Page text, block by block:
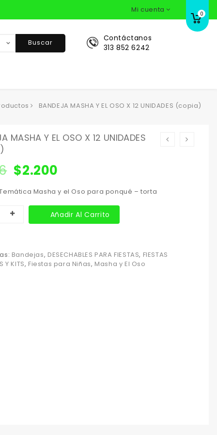
Mi cuenta 0
Contáctanos
313 852 6242
Buscar
BANDEJA MASHA Y EL OSO X 12 UNIDADES (copia)
MASHA Y EL OSO X 12 UNIDADES
$2.200
Masha y el Oso para ponqué – torta
Añadir Al Carrito
Bandejas, DESECHABLES PARA FIESTAS, FIESTAS
Y KITS, Fiestas para Niñas, Masha y El Oso